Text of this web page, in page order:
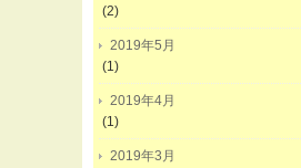
(2)
2019年5月
(1)
2019年4月
(1)
2019年3月